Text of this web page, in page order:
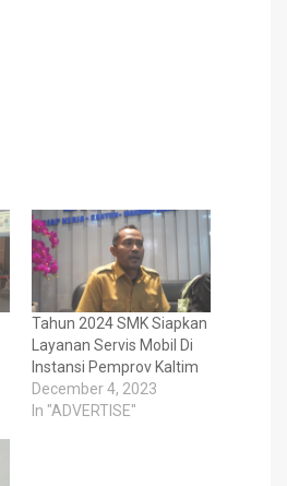
Tahun 2024 SMK Siapkan
Layanan Servis Mobil Di
Instansi Pemprov Kaltim
December 4, 2023
In "ADVERTISE"